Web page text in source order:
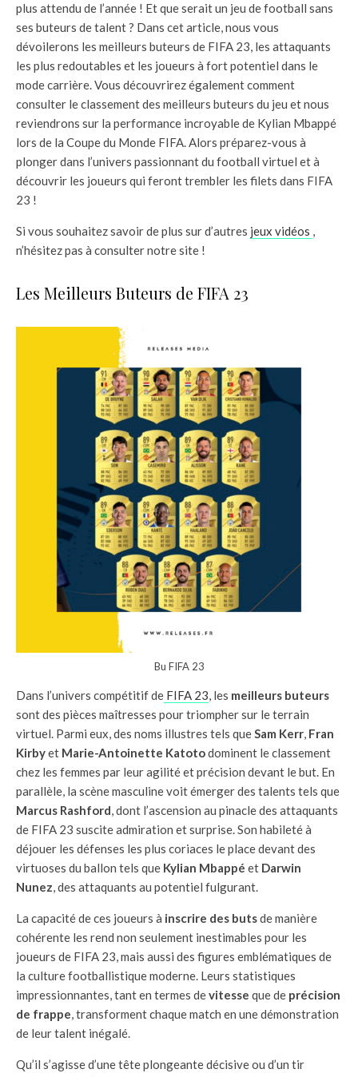
plus attendu de l’année ! Et que serait un jeu de football sans
ses buteurs de talent ? Dans cet article, nous vous
dévoilerons les meilleurs buteurs de FIFA 23, les attaquants
les plus redoutables et les joueurs à fort potentiel dans le
mode carrière. Vous découvrirez également comment
consulter le classement des meilleurs buteurs du jeu et nous
reviendrons sur la performance incroyable de Kylian Mbappé
lors de la Coupe du Monde FIFA. Alors préparez-vous à
plonger dans l’univers passionnant du football virtuel et à
découvrir les joueurs qui feront trembler les filets dans FIFA
23 !
Si vous souhaitez savoir de plus sur d’autres jeux vidéos ,
n’hésitez pas à consulter notre site !
Les Meilleurs Buteurs de FIFA 23
Bu FIFA 23
Dans l’univers compétitif de FIFA 23, les meilleurs buteurs
sont des pièces maîtresses pour triompher sur le terrain
virtuel. Parmi eux, des noms illustres tels queSam Kerr, Fran
Kirbyet Marie-Antoinette Katotodominent le classement
chez les femmes par leur agilité et précision devant le but. En
parallèle, la scène masculine voit émerger des talents tels que
Marcus Rashford, dont l’ascension au pinacle des attaquants
de FIFA 23 suscite admiration et surprise. Son habileté à
déjouer les défenses les plus coriaces le place devant des
virtuoses du ballon tels que Kylian Mbappé et Darwin
Nunez, des attaquants au potentiel fulgurant.
La capacité de ces joueurs à inscrire des butsde manière
cohérente les rend non seulement inestimables pour les
joueurs de FIFA 23, mais aussi des figures emblématiques de
la culture footballistique moderne. Leurs statistiques
impressionnantes, tant en termes devitesse que de précision
de frappe, transforment chaque match en une démonstration
de leur talent inégalé.
Qu’il s’agisse d’une tête plongeante décisive ou d’un tir